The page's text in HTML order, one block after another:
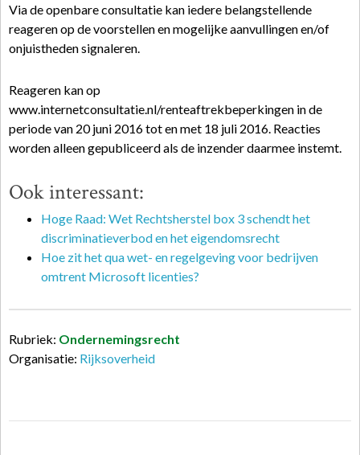
Via de openbare consultatie kan iedere belangstellende
reageren op de voorstellen en mogelijke aanvullingen en/of
onjuistheden signaleren.
Reageren kan op
www.internetconsultatie.nl/renteaftrekbeperkingen in de
periode van 20 juni 2016 tot en met 18 juli 2016. Reacties
worden alleen gepubliceerd als de inzender daarmee instemt.
Ook interessant:
Hoge Raad: Wet Rechtsherstel box 3 schendt het
discriminatieverbod en het eigendomsrecht
Hoe zit het qua wet- en regelgeving voor bedrijven
omtrent Microsoft licenties?
Rubriek: Ondernemingsrecht
Organisatie: Rijksoverheid